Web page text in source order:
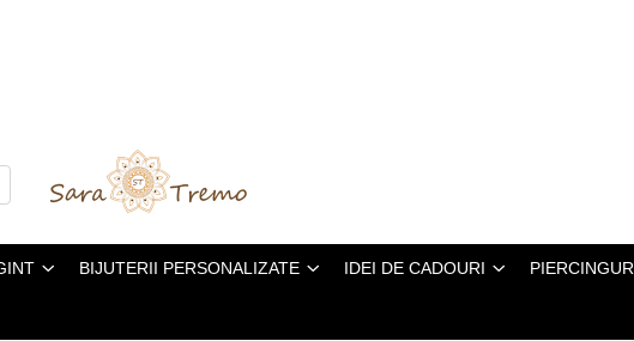
BIJUTERII PERSONALIZATE IDEI DE CADOURI